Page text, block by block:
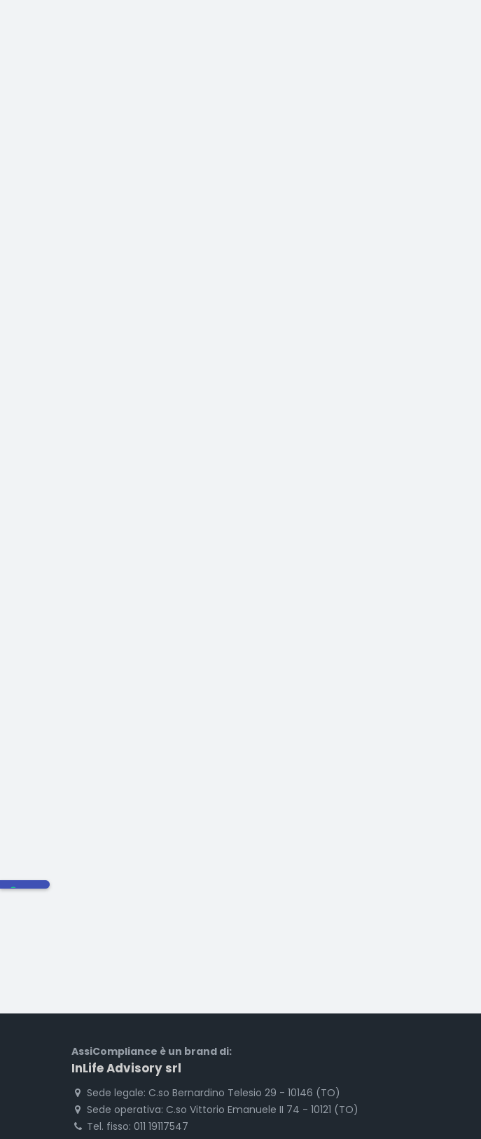
AssiCompliance è un brand di:
InLife Advisory srl
Sede legale: C.so Bernardino Telesio 29 - 10146 (TO)
Sede operativa: C.so Vittorio Emanuele II 74 - 10121 (TO)
Tel. fisso: 011 19117547